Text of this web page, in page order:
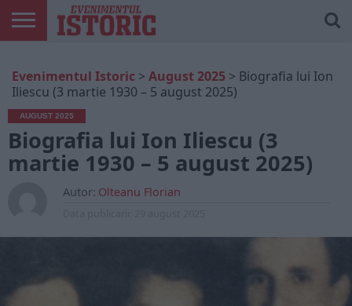
ONLINE
EDIȚII
TIPĂRITE
ISTORIC
PLAY
CONTUL
MEU
Evenimentul Istoric > August 2025 > Biografia lui Ion
Iliescu (3 martie 1930 – 5 august 2025)
AUGUST 2025
Biografia lui Ion Iliescu (3
martie 1930 – 5 august 2025)
Autor: Olteanu Florian